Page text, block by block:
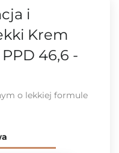
i
Krem
46,6 -
o lekkiej formule